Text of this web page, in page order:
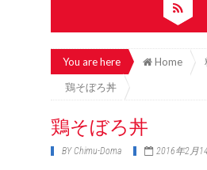
You are here Home
鶏そぼろ丼
鶏そぼろ丼
BYChimu-Doma 2016年2月